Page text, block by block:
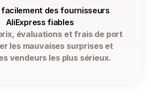
facilement des fournisseurs
AliExpress fiables
évaluations et frais de port
les mauvaises surprises et
vendeurs les plus sérieux.